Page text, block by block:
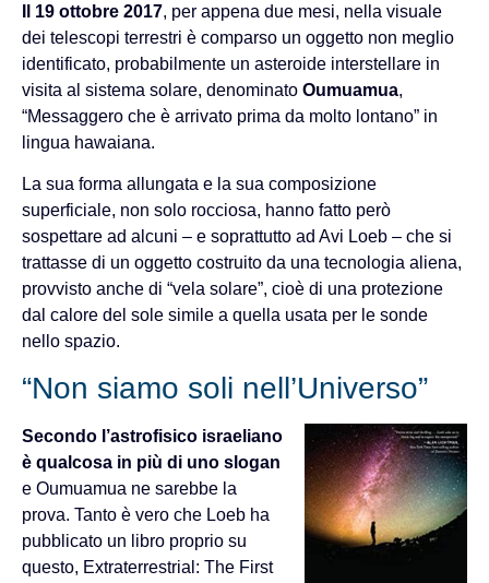
Il 19 ottobre 2017, per appena due mesi, nella visuale
dei telescopi terrestri è comparso un oggetto non meglio
identificato, probabilmente un asteroide interstellare in
visita al sistema solare, denominato Oumuamua,
“Messaggero che è arrivato prima da molto lontano” in
lingua hawaiana.
La sua forma allungata e la sua composizione
superficiale, non solo rocciosa, hanno fatto però
sospettare ad alcuni – e soprattutto ad Avi Loeb – che si
trattasse di un oggetto costruito da una tecnologia aliena,
provvisto anche di “vela solare”, cioè di una protezione
dal calore del sole simile a quella usata per le sonde
nello spazio.
“Non siamo soli nell’Universo”
Secondo l’astrofisico israeliano
è qualcosa in più di uno slogan
e Oumuamua ne sarebbe la
prova. Tanto è vero che Loeb ha
pubblicato un libro proprio su
questo, Extraterrestrial: The First